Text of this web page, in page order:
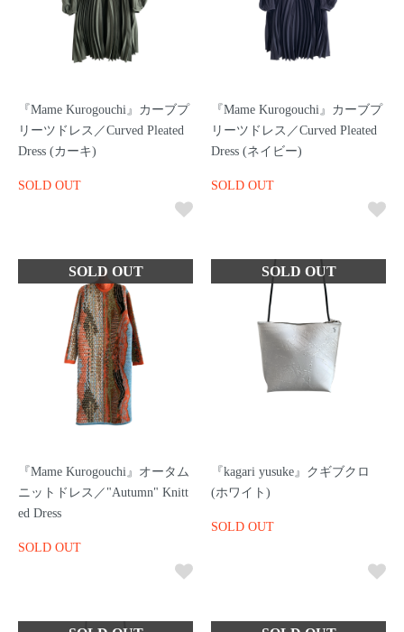
『Mame Kurogouchi』カーブプ
リーツドレス／Curved Pleated
Dress (カーキ)
SOLD OUT
『Mame Kurogouchi』カーブプ
リーツドレス／Curved Pleated
Dress (ネイビー)
SOLD OUT
『Mame Kurogouchi』オータム
ニットドレス／"Autumn" Knitt
ed Dress
SOLD OUT
『kagari yusuke』クギブクロ
(ホワイト)
SOLD OUT